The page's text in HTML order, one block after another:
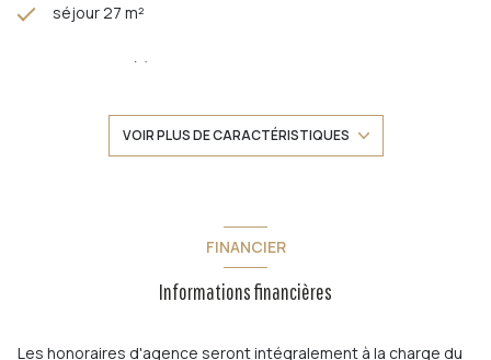
séjour 27 m²
2 chambre(s)
Chauffage individuel : radiateur (electrique)
1 garage(s)
VOIR PLUS DE CARACTÉRISTIQUES
FINANCIER
Informations financières
Les honoraires d'agence seront intégralement à la charge du